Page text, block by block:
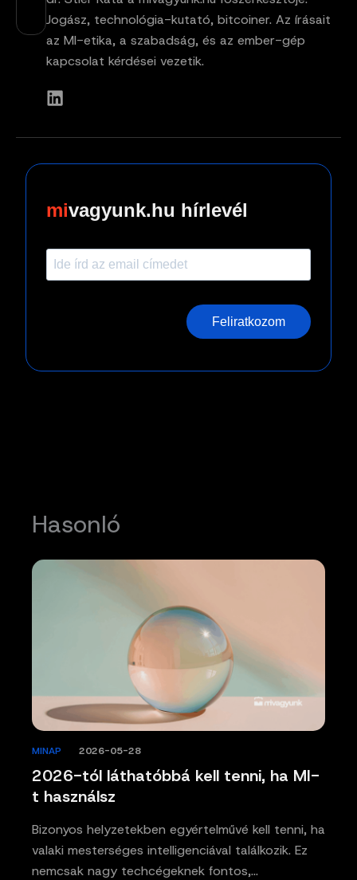
Jogász, technológia-kutató, bitcoiner. Az írásait
az MI-etika, a szabadság, és az ember-gép
kapcsolat kérdései vezetik.
vagyunk.hu hírlevél
Feliratkozom
Hasonló
2026-tól láthatóbbá kell tenni, ha MI-
t használsz
MINAP 2026-05-28
Bizonyos helyzetekben egyértelművé kell tenni, ha
valaki mesterséges intelligenciával találkozik. Ez
nemcsak nagy techcégeknek fontos,…